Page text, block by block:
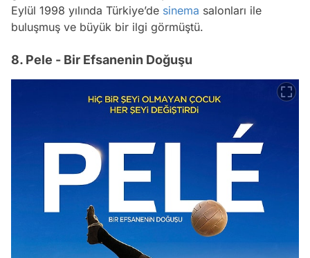
Eylül 1998 yılında Türkiye’de sinema salonları ile
buluşmuş ve büyük bir ilgi görmüştü.
8. Pele - Bir Efsanenin Doğuşu